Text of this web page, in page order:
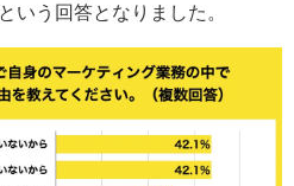
という回答となりました。